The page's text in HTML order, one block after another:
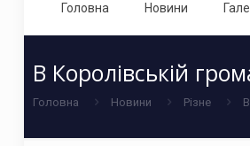
Головна Новини
В Королівській
Головна Новини Різне